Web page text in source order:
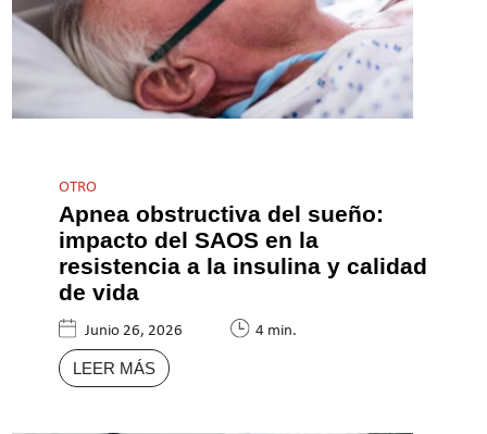
OTRO
Apnea obstructiva del sueño:
impacto del SAOS en la
resistencia a la insulina y calidad
de vida
Junio 26, 2026 4 min.
LEER MÁS